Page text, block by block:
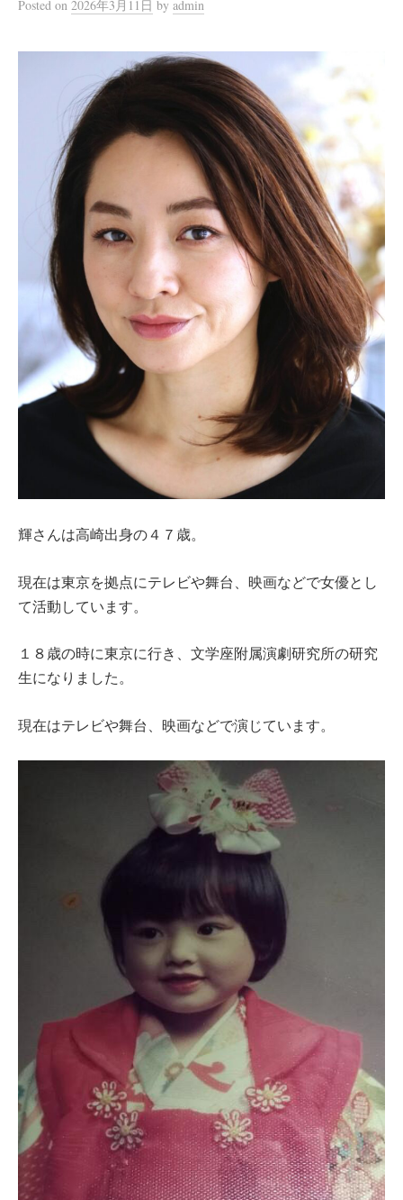
Posted on 2026年3月11日 by admin
輝さんは高崎出身の４７歳。
現在は東京を拠点にテレビや舞台、映画などで女優とし
て活動しています。
１８歳の時に東京に行き、文学座附属演劇研究所の研究
生になりました。
現在はテレビや舞台、映画などで演じています。